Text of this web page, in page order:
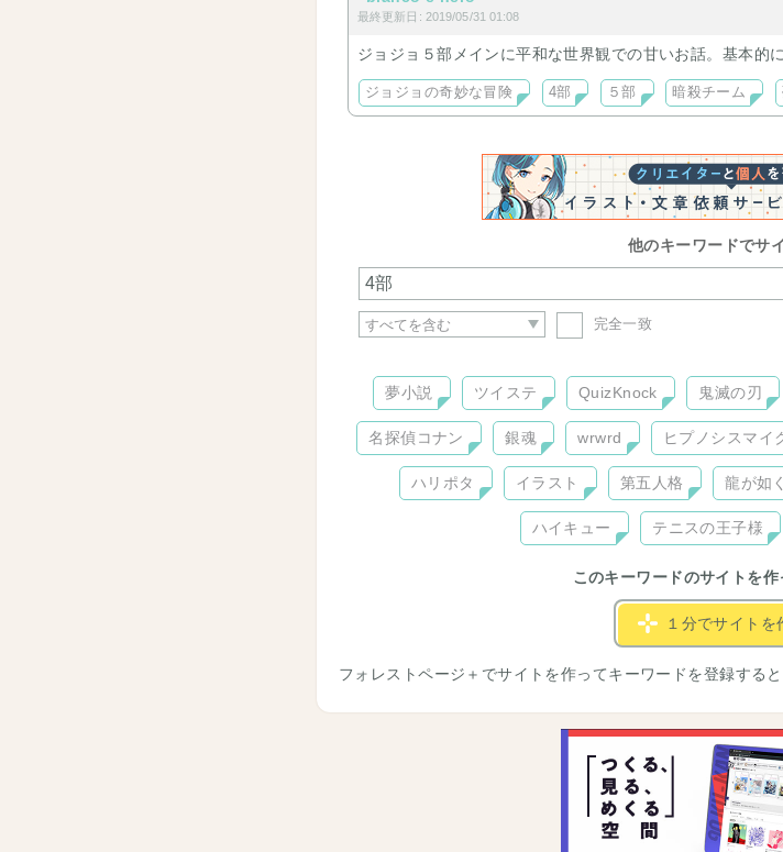
最終更新日: 2019/05/31 01:08
ジョジョ５部メインに平和な世界観での甘いお話。基本的
ジョジョの奇妙な冒険 4部 ５部 暗殺チーム
他のキーワードでサ
完全一致
夢小説 ツイステ QuizKnock 鬼滅の刃
名探偵コナン 銀魂 wrwrd ヒプノシスマイ
ハリポタ イラスト 第五人格 龍が如く
ハイキュー テニスの王子様
このキーワードのサイトを作
１分でサイトを
フォレストページ＋でサイトを作ってキーワードを登録する